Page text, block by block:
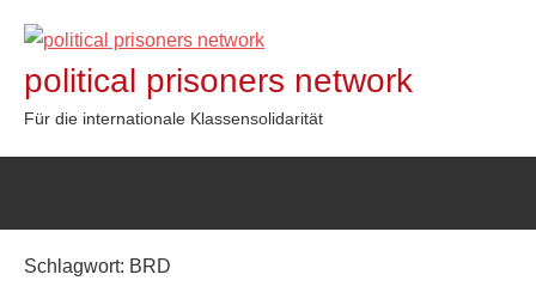
Inhalt
springen
political prisoners network
Für die internationale Klassensolidarität
Schlagwort: BRD